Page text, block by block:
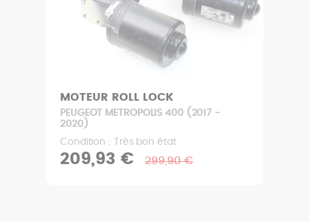
MOTEUR ROLL LOCK
PEUGEOT METROPOLIS 400 (2017 -
2020)
Condition : Très bon état
209,93 € 299,90 €